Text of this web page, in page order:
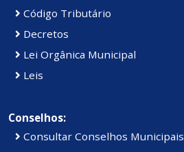
Código Tributário
Decretos
Lei Orgânica Municipal
Leis
Conselhos:
Consultar Conselhos Municipais